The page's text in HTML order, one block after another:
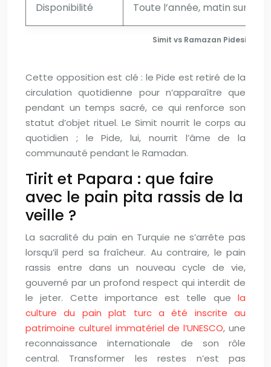
Simit vs Ramazan Pidesi :
Disponibilité Toute l’année, matin surtout
Cette opposition est clé : le Pide est retiré de la
circulation quotidienne pour n’apparaître que
pendant un temps sacré, ce qui renforce son
statut d’objet rituel. Le Simit nourrit le corps au
quotidien ; le Pide, lui, nourrit l’âme de la
communauté pendant le Ramadan.
Tirit et Papara : que faire
avec le pain pita rassis de la
veille ?
La sacralité du pain en Turquie ne s’arrête pas
lorsqu’il perd sa fraîcheur. Au contraire, le pain
rassis entre dans un nouveau cycle de vie,
gouverné par un profond respect qui interdit de
le jeter. Cette importance est telle que la
culture du pain plat turc a été inscrite au
patrimoine culturel immatériel de l’UNESCO, une
reconnaissance internationale de son rôle
central. Transformer les restes n’est pas